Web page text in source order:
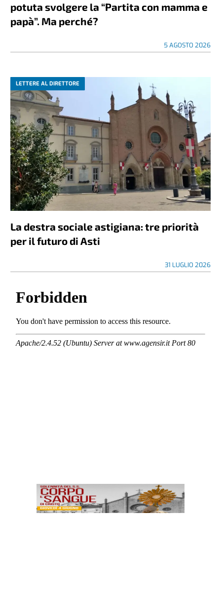
potuta svolgere la “Partita con mamma e
papà”. Ma perché?
5 AGOSTO 2026
LETTERE AL DIRETTORE
La destra sociale astigiana: tre priorità
per il futuro di Asti
31 LUGLIO 2026